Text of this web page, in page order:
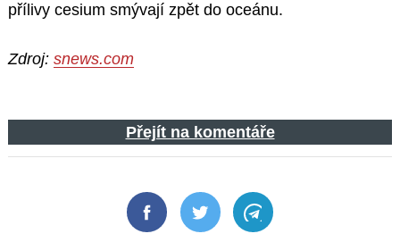
přílivy cesium smývají zpět do oceánu.
Zdroj: snews.com
Přejít na komentáře
FacebookTwitter Telegram